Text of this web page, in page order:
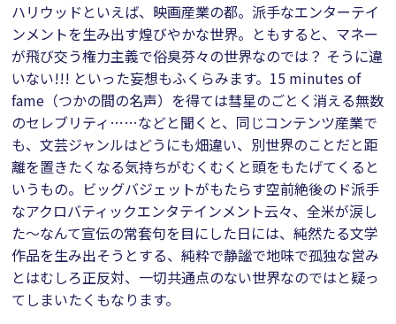
ハリウッドといえば、映画産業の都。派手なエンターテイ
ンメントを生み出す煌びやかな世界。ともすると、マネー
が飛び交う権力主義で俗臭芬々の世界なのでは？ そうに違
いない!!! といった妄想もふくらみます。15 minutes of
fame（つかの間の名声）を得ては彗星のごとく消える無数
のセレブリティ……などと聞くと、同じコンテンツ産業で
も、文芸ジャンルはどうにも畑違い、別世界のことだと距
離を置きたくなる気持ちがむくむくと頭をもたげてくると
いうもの。ビッグバジェットがもたらす空前絶後のド派手
なアクロバティックエンタテインメント云々、全米が涙し
た～なんて宣伝の常套句を目にした日には、純然たる文学
作品を生み出そうとする、純粋で静謐で地味で孤独な営み
とはむしろ正反対、一切共通点のない世界なのではと疑っ
てしまいたくもなります。